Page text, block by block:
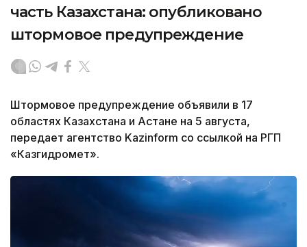
часть Казахстана: опубликовано
штормовое предупреждение
Штормовое предупреждение объявили в 17
областях Казахстана и Астане на 5 августа,
передает агентство Kazinform со ссылкой на РГП
«Казгидромет».